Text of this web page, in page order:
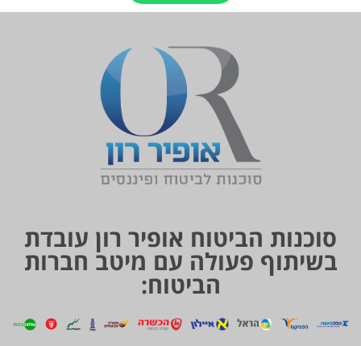
סוכנות הביטוח אופיר רון עובדת
בשיתוף פעולה עם מיטב חברות
הביטוח: